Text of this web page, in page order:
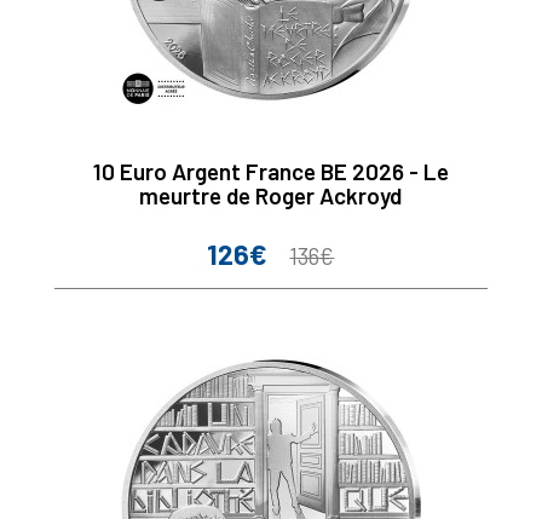
10 Euro Argent France BE 2026 - Le
meurtre de Roger Ackroyd
Prix
126€
Prix
136€